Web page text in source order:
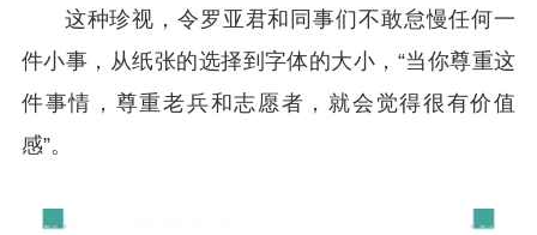
这种珍视，令罗亚君和同事们不敢怠慢任何一
件小事，从纸张的选择到字体的大小，“当你尊重这
件事情，尊重老兵和志愿者，就会觉得很有价值
感”。